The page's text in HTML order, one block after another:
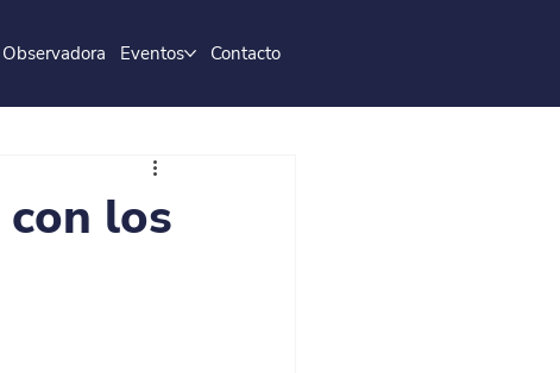
Observadora Eventos Contacto
los